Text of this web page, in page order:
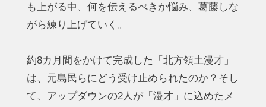
も上がる中、何を伝えるべきか悩み、葛藤しな
がら練り上げていく。
約8カ月間をかけて完成した「北方領土漫才」
は、元島民らにどう受け止められたのか？そし
て、アップダウンの2人が「漫才」に込めたメ